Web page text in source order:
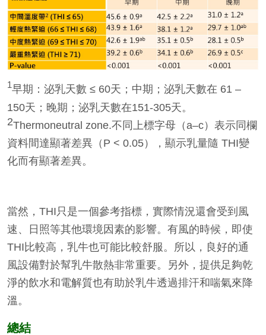
1早期：泌乳天數 ≤ 60天；中期；泌乳天數在 61 –
150天；晚期；泌乳天數在151-305天。
2Thermoneutral zone.不同上標字母（a–c）表示同欄
資料間達顯著差異（P < 0.05），顯示乳量隨 THI變
化而有顯著差異。
當然，THI只是一個參考指標，實際情況還會受到風
速、日照等其他環境因素的影響。有風的時候，即使
THI比較高，乳牛也可能比較舒服。所以，良好的通
風設備對於幫乳牛散熱非常重要。另外，提供足夠乾
淨的飲水和電解質也有助於乳牛透過排汗和喘氣來降
溫。
總結